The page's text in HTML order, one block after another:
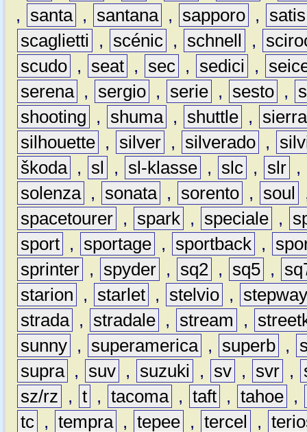
,
santa , santana , sapporo ,
satis
scaglietti
, scénic , schnell ,
scudo , seat , sec , sedici ,
serena , sergio , serie , sesto ,
shooting
, shuma , shuttle ,
sierra
silhouette , silver , silverado ,
škoda , sl , sl-klasse , slc , slr ,
solenza , sonata , sorento , soul
spacetourer , spark , speciale ,
sport , sportage , sportback ,
sprinter , spyder , sq2 , sq5 ,
starion
, starlet , stelvio ,
strada , stradale , stream ,
sunny , superamerica , superb ,
supra , suv , suzuki , sv , svr ,
sz/rz
, t , tacoma , taft , tahoe ,
tc , tempra , tepee , tercel ,